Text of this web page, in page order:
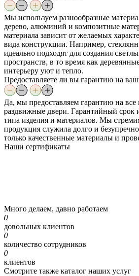
Мы используем разнообразные
дерево, алюминий и композитные
материала зависит от желаемых
вида конструкции. Например,
идеально подходят для создания
пространств, в то время как
интерьеру уют и тепло.
Предоставляете ли вы гарантию на
Да, мы предоставляем гарантию на
раздвижные двери. Гарантийный срок
типа изделия и материалов. Мы
продукция служила долго и
только качественные материалы и
Наши сертификаты
Много делаем, давно работаем
0
довольных клиентов
0
количество сотрудников
0
клиентов
Смотрите также каталог наших услуг